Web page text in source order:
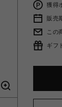
獲得
販売
この
ギフ